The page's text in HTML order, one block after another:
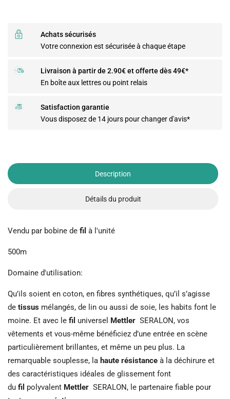
Achats sécurisés
Votre connexion est sécurisée à chaque étape
Livraison à partir de 2.90€ et offerte dès 49€*
En boîte aux lettres ou point relais
Satisfaction garantie
Vous disposez de 14 jours pour changer d'avis*
Description
Détails du produit
Vendu par bobine de fil à l'unité
500m
Domaine d'utilisation:
Qu’ils soient en coton, en fibres synthétiques, qu’il s’agisse
de tissus mélangés, de lin ou aussi de soie, les habits font le
moine. Et avec le fil universel Mettler SERALON, vos
vêtements et vous-même bénéficiez d’une entrée en scène
particulièrement brillantes, et même un peu plus. La
remarquable souplesse, la haute résistance à la déchirure et
des caractéristiques idéales de glissement font
du fil polyvalent Mettler SERALON, le partenaire fiable pour